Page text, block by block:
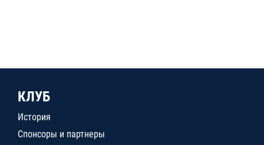
КЛУБ
История
Спонсоры и партнеры